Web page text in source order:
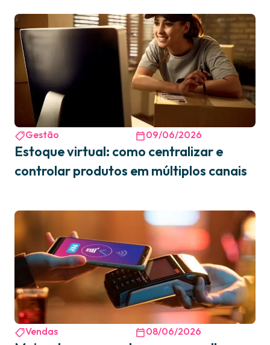
Gestão 09/06/2026
Estoque virtual: como centralizar e
controlar produtos em múltiplos canais
Vendas 08/06/2026